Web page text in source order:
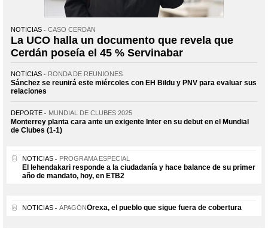
NOTICIAS CASO CERDÁN
La UCO halla un documento que revela que
Cerdán poseía el 45 % Servinabar
NOTICIAS RONDA DE REUNIONES
Sánchez se reunirá este miércoles con EH Bildu y PNV para evaluar sus
relaciones
DEPORTE MUNDIAL DE CLUBES 2025
Monterrey planta cara ante un exigente Inter en su debut en el Mundial
de Clubes (1-1)
NOTICIAS PROGRAMA ESPECIAL
El lehendakari responde a la ciudadanía y hace balance de su primer
año de mandato, hoy, en ETB2
NOTICIAS APAGÓNOrexa, el pueblo que sigue fuera de cobertura